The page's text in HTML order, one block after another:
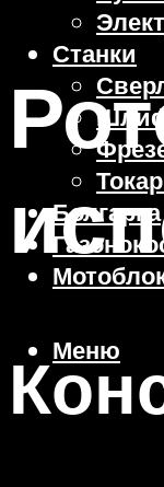
Станки
Болгарка
Меню